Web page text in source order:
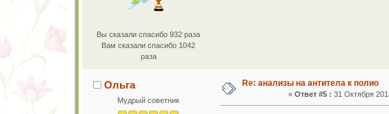
Вы сказали спасибо 932 раза
Вам сказали спасибо 1042
раза
Ольга
Мудрый советник
Re: анализы на антитела к полио
«Ответ #5 : 31 Октября